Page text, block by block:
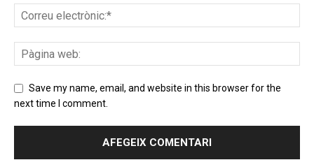
Save my name, email, and website in this browser for the
next time I comment.